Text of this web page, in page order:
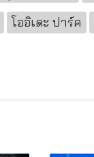
โออิเดะ ปาร์ค